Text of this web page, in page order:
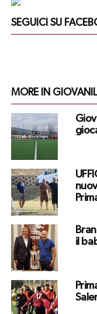
SEGUICI SU
MORE IN GIOVANILI
il